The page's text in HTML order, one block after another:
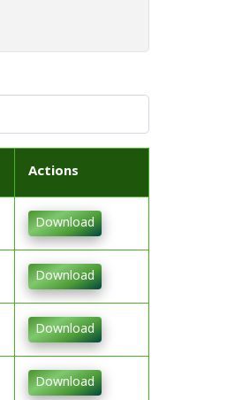
Actions
Download
Download
Download
Download